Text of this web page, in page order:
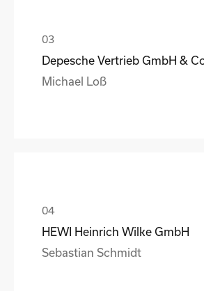
Depesche Vertrieb GmbH &
Michael Loß
HEWI Heinrich Wilke GmbH
Sebastian Schmidt